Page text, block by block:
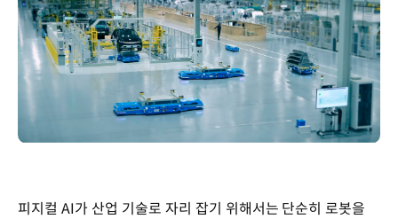
피지컬 AI가 산업 기술로 자리 잡기 위해서는 단순히 로봇을